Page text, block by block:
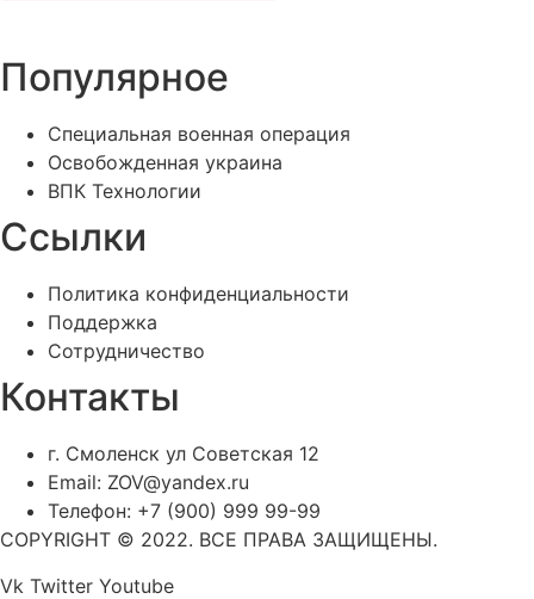
Популярное
Специальная военная операция
Освобожденная украина
ВПК Технологии
Ссылки
Политика конфиденциальности
Поддержка
Сотрудничество
Контакты
г. Смоленск ул Советская 12
Email: ZOV@yandex.ru
Телефон: +7 (900) 999 99-99
COPYRIGHT © 2022. ВСЕ ПРАВА ЗАЩИЩЕНЫ.
Vk Twitter Youtube